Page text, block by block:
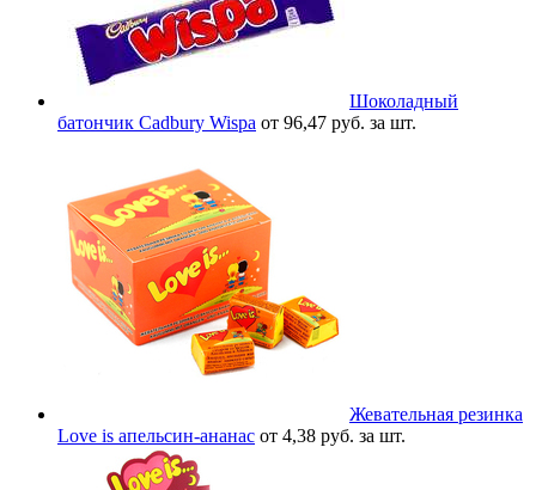
Шоколадный
батончик Cadbury Wispa от 96,47 руб. за шт.
Жевательная резинка
Love is апельсин-ананас от 4,38 руб. за шт.